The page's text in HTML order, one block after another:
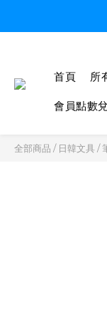
首頁 所
會員點數
全部商品 / 日韓文具 /